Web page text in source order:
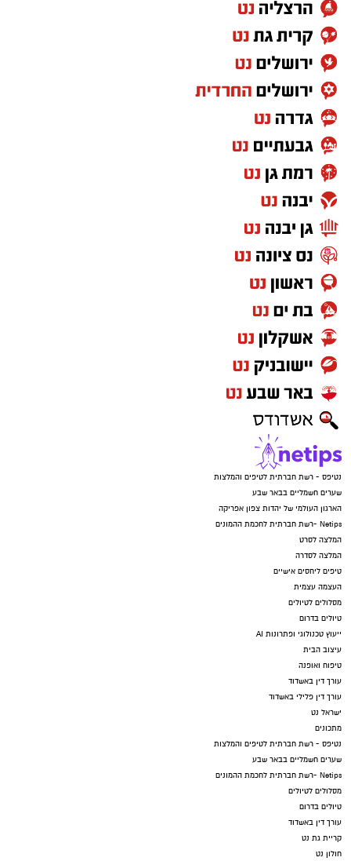
נטיפס - רשת חברתית לטיפים והמלצות
שערים חשמליים בבאר שבע
הארגון העולמי של יהדות צפון אפריקה
Netips -רשת חברתית לחכמת ההמונים
המלצה לסרט
המלצה לסדרה
טיפים ליחסים אישיים
העצמה עצמית
מסלולים לטיולים
טיולים בדרום
ייעוץ טכנולוגי ופתרונות AI
עיצוב הבית
טיפוח ואופנה
עורך דין באשדוד
עורך דין פלילי באשדוד
ישראל נט
מתכונים
נטיפס - רשת חברתית לטיפים והמלצות
שערים חשמליים בבאר שבע
Netips -רשת חברתית לחכמת ההמונים
מסלולים לטיולים
טיולים בדרום
עורך דין באשדוד
קריית גת נט
חולון נט